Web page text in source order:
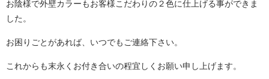
お陰様で外壁カラーもお客様こだわりの２色に仕上げる事ができま
した。
お困りごとがあれば、いつでもご連絡下さい。
これからも末永くお付き合いの程宜しくお願い申し上げます。